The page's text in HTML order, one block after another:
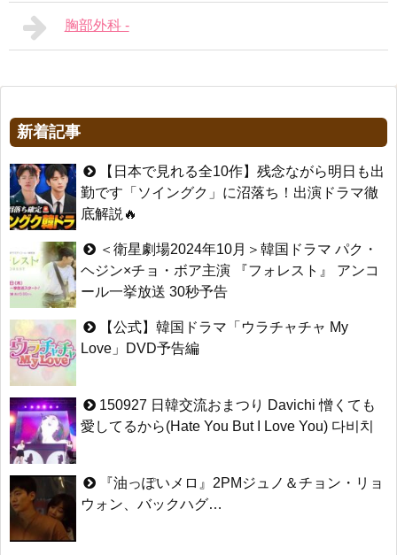
胸部外科 -
新着記事
【日本で見れる全10作】残念ながら明日も出
勤です「ソイングク」に沼落ち！出演ドラマ徹
底解説🔥
＜衛星劇場2024年10月＞韓国ドラマ パク・
ヘジン×チョ・ボア主演 『フォレスト』 アンコ
ール一挙放送 30秒予告
【公式】韓国ドラマ「ウラチャチャ My
Love」DVD予告編
150927 日韓交流おまつり Davichi 憎くても
愛してるから(Hate You But I Love You) 다비치
『油っぽいメロ』2PMジュノ＆チョン・リョ
ウォン、バックハグ…